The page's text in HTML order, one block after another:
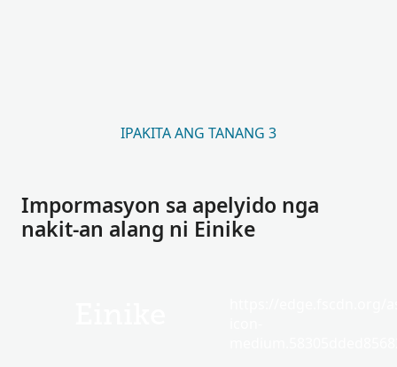
IPAKITA ANG TANANG 3
Impormasyon sa apelyido nga
nakit-an alang ni Einike